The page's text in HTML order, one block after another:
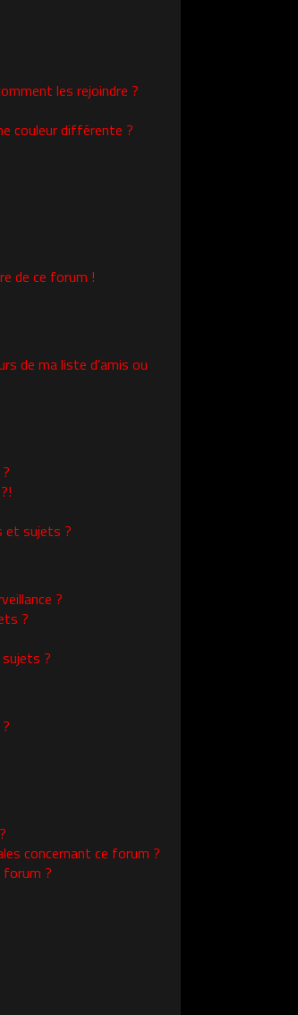
les rejoindre ?
couleur différente ?
de ce forum !
de ma liste d’amis ou
et sujets ?
?
?
?
concernant ce forum ?
?